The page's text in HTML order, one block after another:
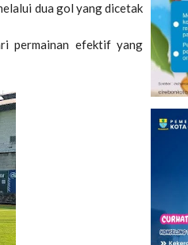
dua gol yang dicetak
permainan efektif yang